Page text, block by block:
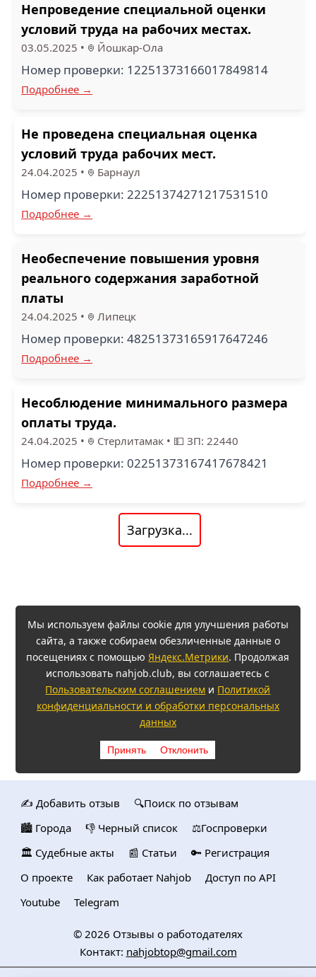
Непроведение специальной оценки
условий труда на рабочих местах.
03.05.2025 • Йошкар-Ола
Номер проверки: 12251373166017849814
Подробнее →
Не проведена специальная оценка
условий труда рабочих мест.
24.04.2025 • Барнаул
Номер проверки: 22251374271217531510
Подробнее →
Необеспечение повышения уровня
реального содержания заработной
платы
24.04.2025 • Липецк
Номер проверки: 48251373165917647246
Подробнее →
Несоблюдение минимального размера
оплаты труда.
24.04.2025 • Стерлитамак • 💵 ЗП: 22440
Номер проверки: 02251373167417678421
Подробнее →
Загрузка...
Мы используем файлы cookie для улучшения работы
сайта, а также собираем обезличенные данные о
посещениях с помощьюЯндекс.Метрики. Продолжая
использовать nahjob.club, вы соглашаетесь с
Пользовательским соглашением и Политикой
конфиденциальности и обработки персональных
данных
Принять Отклонить
✍️ Добавить отзыв
🔍Поиск по отзывам
🏙️ Городa
👎 Черный список
⚖️Госпроверки
🏛️ Судебные акты
📰 Статьи
🔑 Регистрация
О проекте
Как работает Nahjob
Доступ по API
Youtube
Telegram
© 2026 Отзывы о работодателях
Контакт: nahjobtop@gmail.com